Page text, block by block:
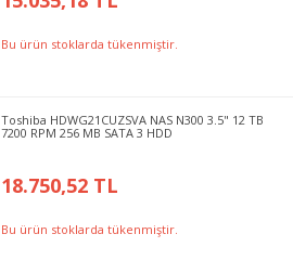
Bu ürün stoklarda tükenmiştir.
Toshiba HDWG21CUZSVA NAS N300 3.5" 12 TB
7200 RPM 256 MB SATA 3 HDD
18.750,52 TL
Bu ürün stoklarda tükenmiştir.